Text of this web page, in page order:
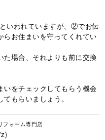
といわれていますが、②でお伝
らお住まいを守ってくれてい
た場合、それよりも前に交換
いをチェックしてもらう機会
もらいましょう。
フォーム専門店